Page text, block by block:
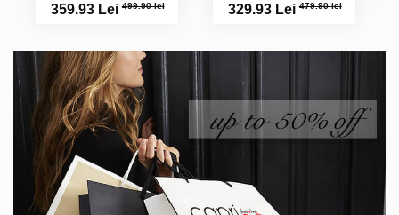
359.93 Lei499.90 lei 329.93 Lei479.90 lei